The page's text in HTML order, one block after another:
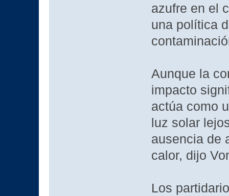
azufre en el
una política
Aunque la
impacto
actúa como
luz solar
ausencia de
calor, dijo
Los